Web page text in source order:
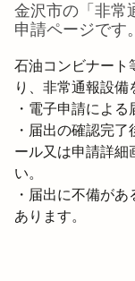
金沢市の「 非常
申請ページです。
石油コンビナート
り、非常通報設
・電子申請によ
・届出の確認完
ール又は申請詳細
い。
・届出に不備が
あります。